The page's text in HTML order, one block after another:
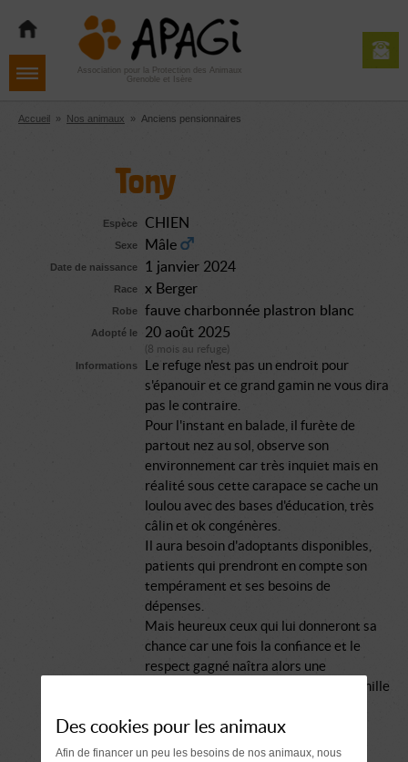
navigation
contenu
Aller
pied
de
Association pour la Protection des Animaux
Grenoble et Isère
Accueil » Nos animaux » Anciens pensionnaires
Tony
Espèce CHIEN
Sexe Mâle
Date de naissance 1 janvier 2024
Race x Berger
Robe fauve charbonnée plastron blanc
Adopté le 20 août 2025
(8 mois au refuge)
Informations
Le refuge n'est pas un endroit pour
s'épanouir et ce grand gamin ne vous dira
pas le contraire.
Pour l'instant en balade, il furète de
partout nez au sol, observe son
environnement car très inquiet mais en
réalité sous cette carapace se cache un
loulou avec des bases d'éducation, très
câlin et ok congénères.
Il aura besoin d'adoptants disponibles,
patients qui prendront en compte son
tempérament et ses besoins de
dépenses.
Mais heureux ceux qui lui donneront sa
chance car une fois la confiance et le
respect gagné naîtra alors une
complicité qui en fera un loulou de famille
Des cookies pour les animaux
Afin de financer un peu les besoins de nos animaux, nous